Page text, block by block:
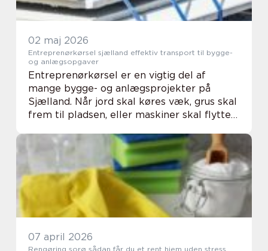
02 maj 2026
Entreprenørkørsel sjælland effektiv transport til bygge-
og anlægsopgaver
Entreprenørkørsel er en vigtig del af
mange bygge- og anlægsprojekter på
Sjælland. Når jord skal køres væk, grus skal
frem til pladsen, eller maskiner skal flyttes
materiel og en erfaren vognmand. Uden en
stab...
07 april 2026
Rengøring sorø sådan får du et rent hjem uden stress